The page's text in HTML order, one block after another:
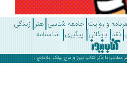
روایت جامعه شناسی هنر زندگی
بایگانی پیگیری شناسنامه
ذکرکتاب نیوز و درج لینک، بلامانع .